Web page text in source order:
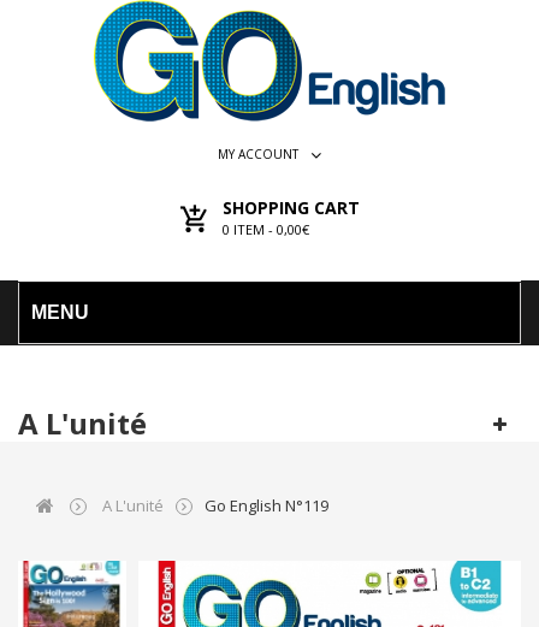
MY ACCOUNT
SHOPPING CART
0 ITEM - 0,00€
MENU
A L'unité
A L'unité Go English N°119